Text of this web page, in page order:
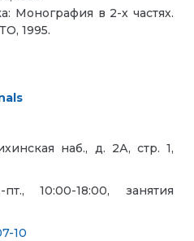
Монография в 2-х частях.
1995.
наб., д. 2А, стр. 1,
10:00-18:00, занятия
10